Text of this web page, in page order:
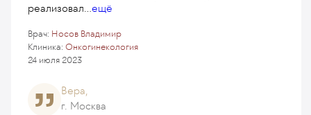
реализовал...ещё
Клиника: Онкогинекология
Врач: Носов Владимир
24 июля 2023
Вера,
г. Москва